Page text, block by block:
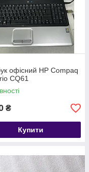
офісний HP Compaq
CQ61
₴
Купити